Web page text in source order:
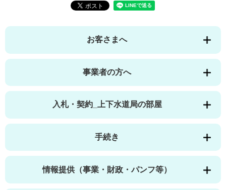
お客さまへ
事業者の方へ
入札・契約_上下水道局の部屋
手続き
情報提供（事業・財政・パンフ等）